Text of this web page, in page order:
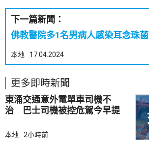
下一篇新聞：
佛教醫院多1名男病人感染耳念珠菌
本地 17.04.2024
更多即時新聞
東涌交通意外電單車司機不
治 巴士司機被控危駕今早提
本地 2小時前